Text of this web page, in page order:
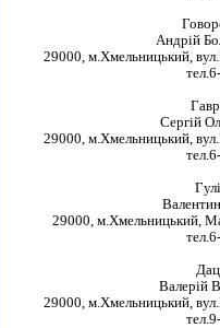
Андрій
29000, м.Хмельницький,
Сергій
29000, м.Хмельницький,
29000, м.Хмельницький,
Валерій
29000, м.Хмельницький,